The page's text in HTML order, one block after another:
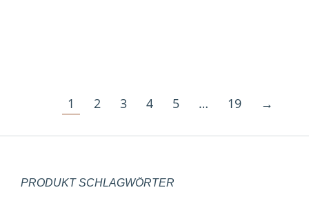
1 2 3 4 5 … 19 →
PRODUKT SCHLAGWÖRTER